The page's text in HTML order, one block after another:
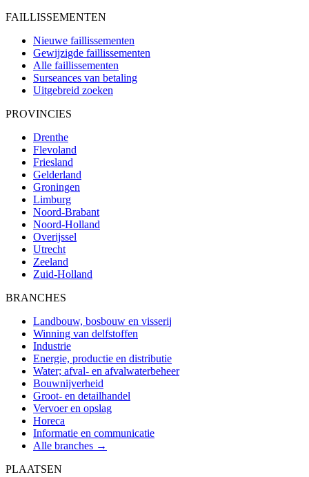
FAILLISSEMENTEN
Nieuwe faillissementen
Gewijzigde faillissementen
Alle faillissementen
Surseances van betaling
Uitgebreid zoeken
PROVINCIES
Drenthe
Flevoland
Friesland
Gelderland
Groningen
Limburg
Noord-Brabant
Noord-Holland
Overijssel
Utrecht
Zeeland
Zuid-Holland
BRANCHES
Landbouw, bosbouw en visserij
Winning van delfstoffen
Industrie
Energie, productie en distributie
Water; afval- en afvalwaterbeheer
Bouwnijverheid
Groot- en detailhandel
Vervoer en opslag
Horeca
Informatie en communicatie
Alle branches →
PLAATSEN